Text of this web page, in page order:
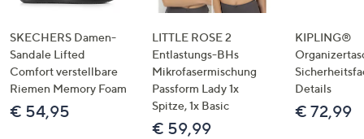
SKECHERS Damen-
Sandale Lifted
Comfort verstellbare
Riemen Memory Foam
€ 54,95
LITTLE ROSE 2
Entlastungs-BHs
Mikrofasermischung
Passform Lady 1x
Spitze, 1x Basic
€ 59,99
KIPLING®
Details
€ 72,99